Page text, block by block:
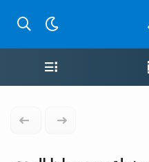
بحث
واجهة القصص
الجزء